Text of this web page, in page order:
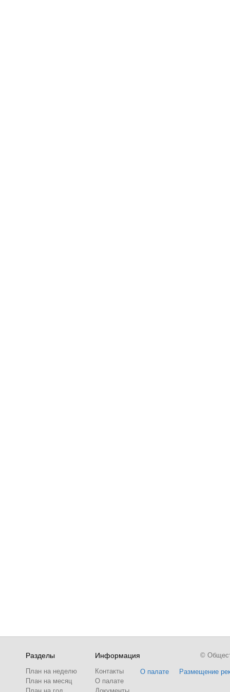
Разделы
План на неделю
План на месяц
Информация
Контакты
О палате
О палате Размещение
©